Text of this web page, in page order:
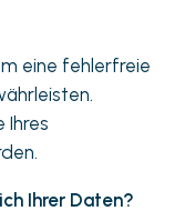
eine fehlerfreie
Ihres
Ihrer Daten?